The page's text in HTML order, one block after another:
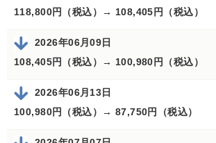
118,800円（税込）→ 108,405円（税込）
2026年06月09日
108,405円（税込）→ 100,980円（税込）
2026年06月13日
100,980円（税込）→ 87,750円（税込）